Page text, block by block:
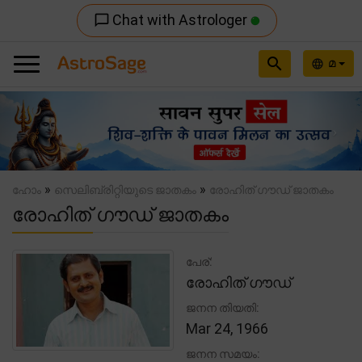
chat_bubble_outline Chat with Astrologer
language മ
search
Previous
ഹോം » സെലിബ്രിറ്റിയുടെ ജാതകം » രോഹിത് ഗൗഡ് ജാതകം
രോഹിത് ഗൗഡ് ജാതകം
പേര്:
രോഹിത് ഗൗഡ്
ജനന തിയതി:
Mar 24, 1966
ജനന സമയം: